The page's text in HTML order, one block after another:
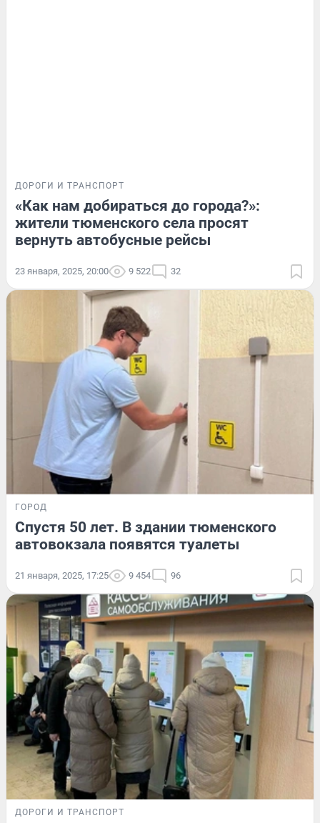
ДОРОГИ И ТРАНСПОРТ
«Как нам добираться до города?»:
жители тюменского села просят
вернуть автобусные рейсы
23 января, 2025, 20:00 9 522 32
ГОРОД
Спустя 50 лет. В здании тюменского
автовокзала появятся туалеты
21 января, 2025, 17:25 9 454 96
ДОРОГИ И ТРАНСПОРТ